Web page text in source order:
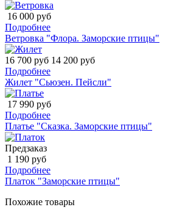
16 000 руб
Подробнее
Ветровка "Флора. Заморские птицы"
16 700 руб 14 200 руб
Подробнее
Жилет "Сьюзен. Пейсли"
17 990 руб
Подробнее
Платье "Сказка. Заморские птицы"
Предзаказ
1 190 руб
Подробнее
Платок "Заморские птицы"
Похожие товары